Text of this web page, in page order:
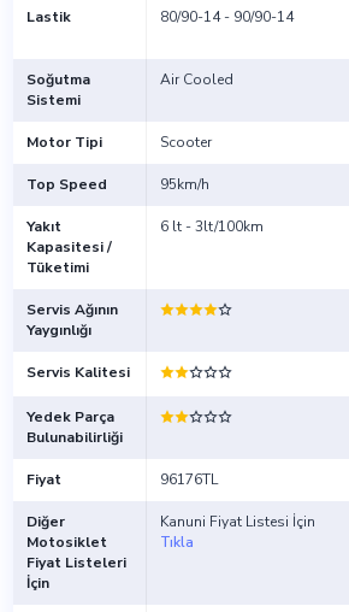
Lastik 80/90-14 - 90/90-14
Soğutma
Sistemi
Air Cooled
Motor Tipi Scooter
Top Speed 95km/h
Yakıt
Kapasitesi /
Tüketimi
6 lt - 3lt/100km
Servis Ağının
Yaygınlığı
Servis Kalitesi
Yedek Parça
Bulunabilirliği
Fiyat 96176TL
Diğer
Motosiklet
Fiyat Listeleri
İçin
Kanuni Fiyat Listesi İçin
Tıkla